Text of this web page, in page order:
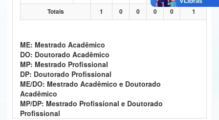
Ministério da Mulher, da Família e dos Direitos Humanos
Secretaria de Governo
Gabinete de Segurança Institucional
Advocacia-Geral da União
Banco Central do Brasil
Totais 1 0 0 0 0 1
ME: Mestrado Acadêmico
DO: Doutorado Acadêmico
MP: Mestrado Profissional
DP: Doutorado Profissional
ME/DO: Mestrado Acadêmico e Doutorado
Acadêmico
MP/DP: Mestrado Profissional e Doutorado
Profissional